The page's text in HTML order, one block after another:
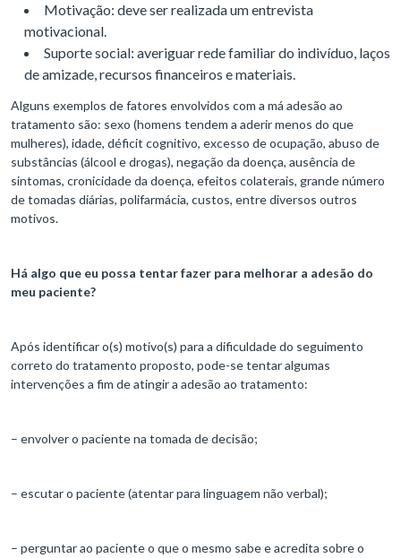
Motivação: deve ser realizada um entrevista
motivacional.
Suporte social: averiguar rede familiar do indivíduo, laços
de amizade, recursos financeiros e materiais.
Alguns exemplos de fatores envolvidos com a má adesão ao
tratamento são: sexo (homens tendem a aderir menos do que
mulheres), idade, déficit cognitivo, excesso de ocupação, abuso de
substâncias (álcool e drogas), negação da doença, ausência de
sintomas, cronicidade da doença, efeitos colaterais, grande número
de tomadas diárias, polifarmácia, custos, entre diversos outros
motivos.
Há algo que eu possa tentar fazer para melhorar a adesão do
meu paciente?
Após identificar o(s) motivo(s) para a dificuldade do seguimento
correto do tratamento proposto, pode-se tentar algumas
intervenções a fim de atingir a adesão ao tratamento:
– envolver o paciente na tomada de decisão;
– escutar o paciente (atentar para linguagem não verbal);
– perguntar ao paciente o que o mesmo sabe e acredita sobre o